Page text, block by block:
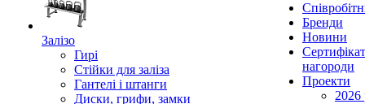
Залізо
Гирі
Стійки для заліза
Гантелі і штанги
Диски, грифи, замки
Бренди
Новини
нагороди
Проекти
2026